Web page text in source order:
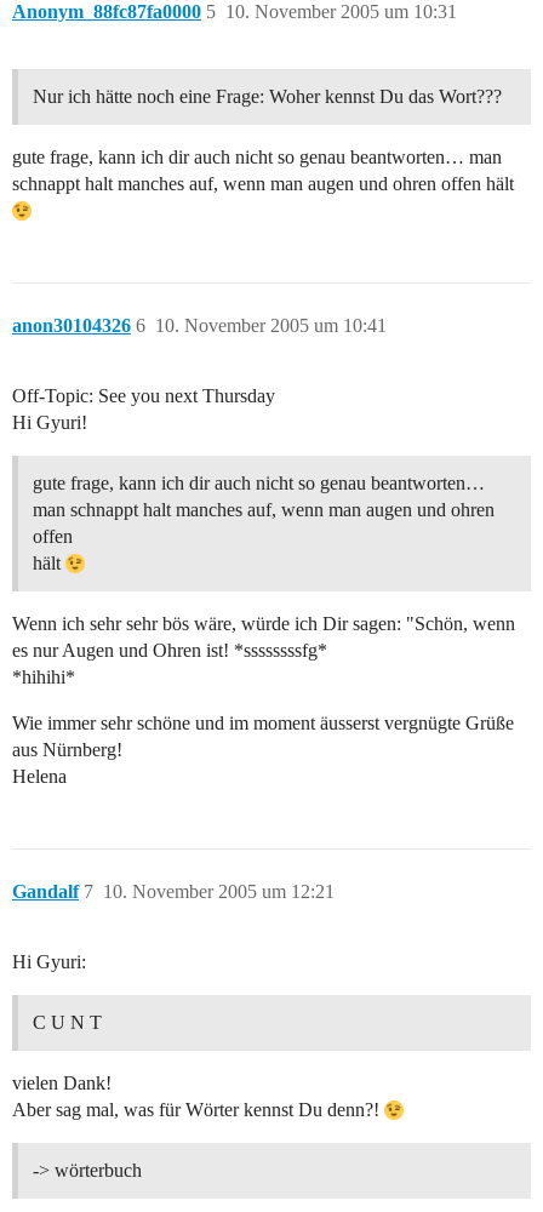
Anonym_88fc87fa0000 10. November 2005 um 10:31
5
Nur ich hätte noch eine Frage: Woher kennst Du das Wort???
gute frage, kann ich dir auch nicht so genau beantworten… man
schnappt halt manches auf, wenn man augen und ohren offen hält
anon30104326 10. November 2005 um 10:41
6
Off-Topic: See you next Thursday
Hi Gyuri!
gute frage, kann ich dir auch nicht so genau beantworten…
man schnappt halt manches auf, wenn man augen und ohren
offen
hält
Wenn ich sehr sehr bös wäre, würde ich Dir sagen: "Schön, wenn
es nur Augen und Ohren ist! *ssssssssfg*
*hihihi*
Wie immer sehr schöne und im moment äusserst vergnügte Grüße
aus Nürnberg!
Helena
Gandalf 10. November 2005 um 12:21
7
Hi Gyuri:
C U N T
vielen Dank!
Aber sag mal, was für Wörter kennst Du denn?!
-> wörterbuch